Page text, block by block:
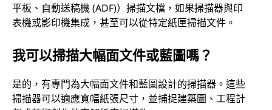
平板、自動送稿機 (ADF)）掃描文檔，如果掃描器與印
表機或影印機集成，甚至可以從特定紙匣掃描文件。
我可以掃描大幅面文件或藍圖嗎？
是的，有專門為大幅面文件和藍圖設計的掃描器。這些
掃描器可以適應寬幅紙張尺寸，並捕捉建築圖、工程計